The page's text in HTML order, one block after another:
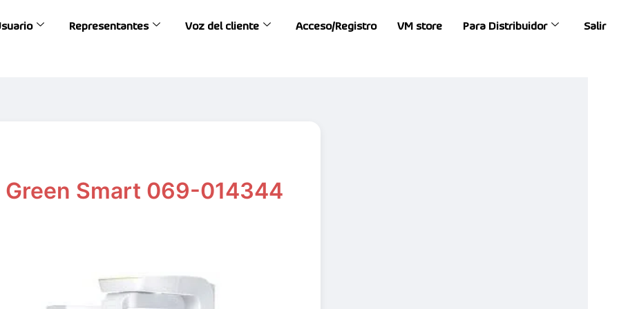
Representantes Voz del cliente Acceso/Registro VM store Para Distribuidor Salir
Green Smart 069-014344